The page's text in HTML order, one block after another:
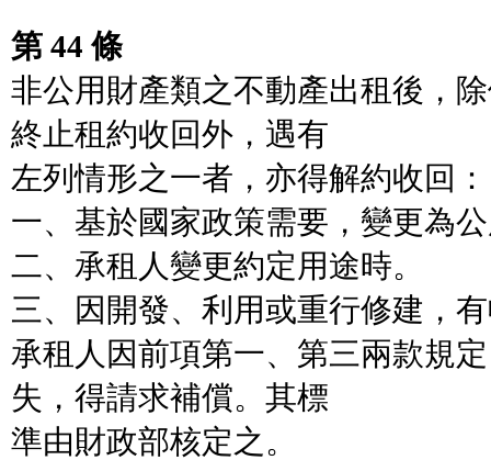
第 44 條
非公用財產類之不動產出租後，
終止租約收回外，遇有
左列情形之一者，亦得解約收回：
一、基於國家政策需要，變更為
二、承租人變更約定用途時。
三、因開發、利用或重行修建，
承租人因前項第一、第三兩款規
失，得請求補償。其標
準由財政部核定之。